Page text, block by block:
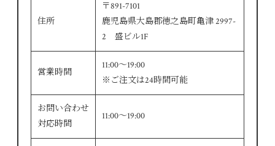
住所
〒891-7101
鹿児島県大島郡徳之島町亀津 2997-
2 盛ビル1F
営業時間
11:00～19:00
※ご注文は24時間可能
お問い合わせ
対応時間
11:00～19:00